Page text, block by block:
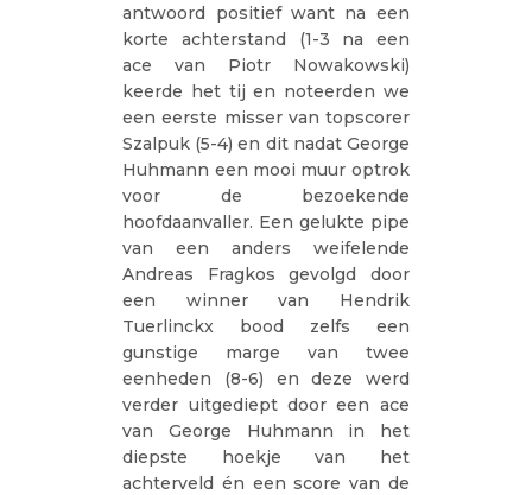
antwoord positief want na een
korte achterstand (1-3 na een
ace van Piotr Nowakowski)
keerde het tij en noteerden we
een eerste misser van topscorer
Szalpuk (5-4) en dit nadat George
Huhmann een mooi muur optrok
voor de bezoekende
hoofdaanvaller. Een gelukte pipe
van een anders weifelende
Andreas Fragkos gevolgd door
een winner van Hendrik
Tuerlinckx bood zelfs een
gunstige marge van twee
eenheden (8-6) en deze werd
verder uitgediept door een ace
van George Huhmann in het
diepste hoekje van het
achterveld én een score van de